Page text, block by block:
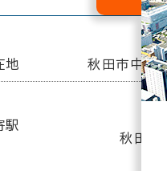
地 秋田市中
駅
秋田